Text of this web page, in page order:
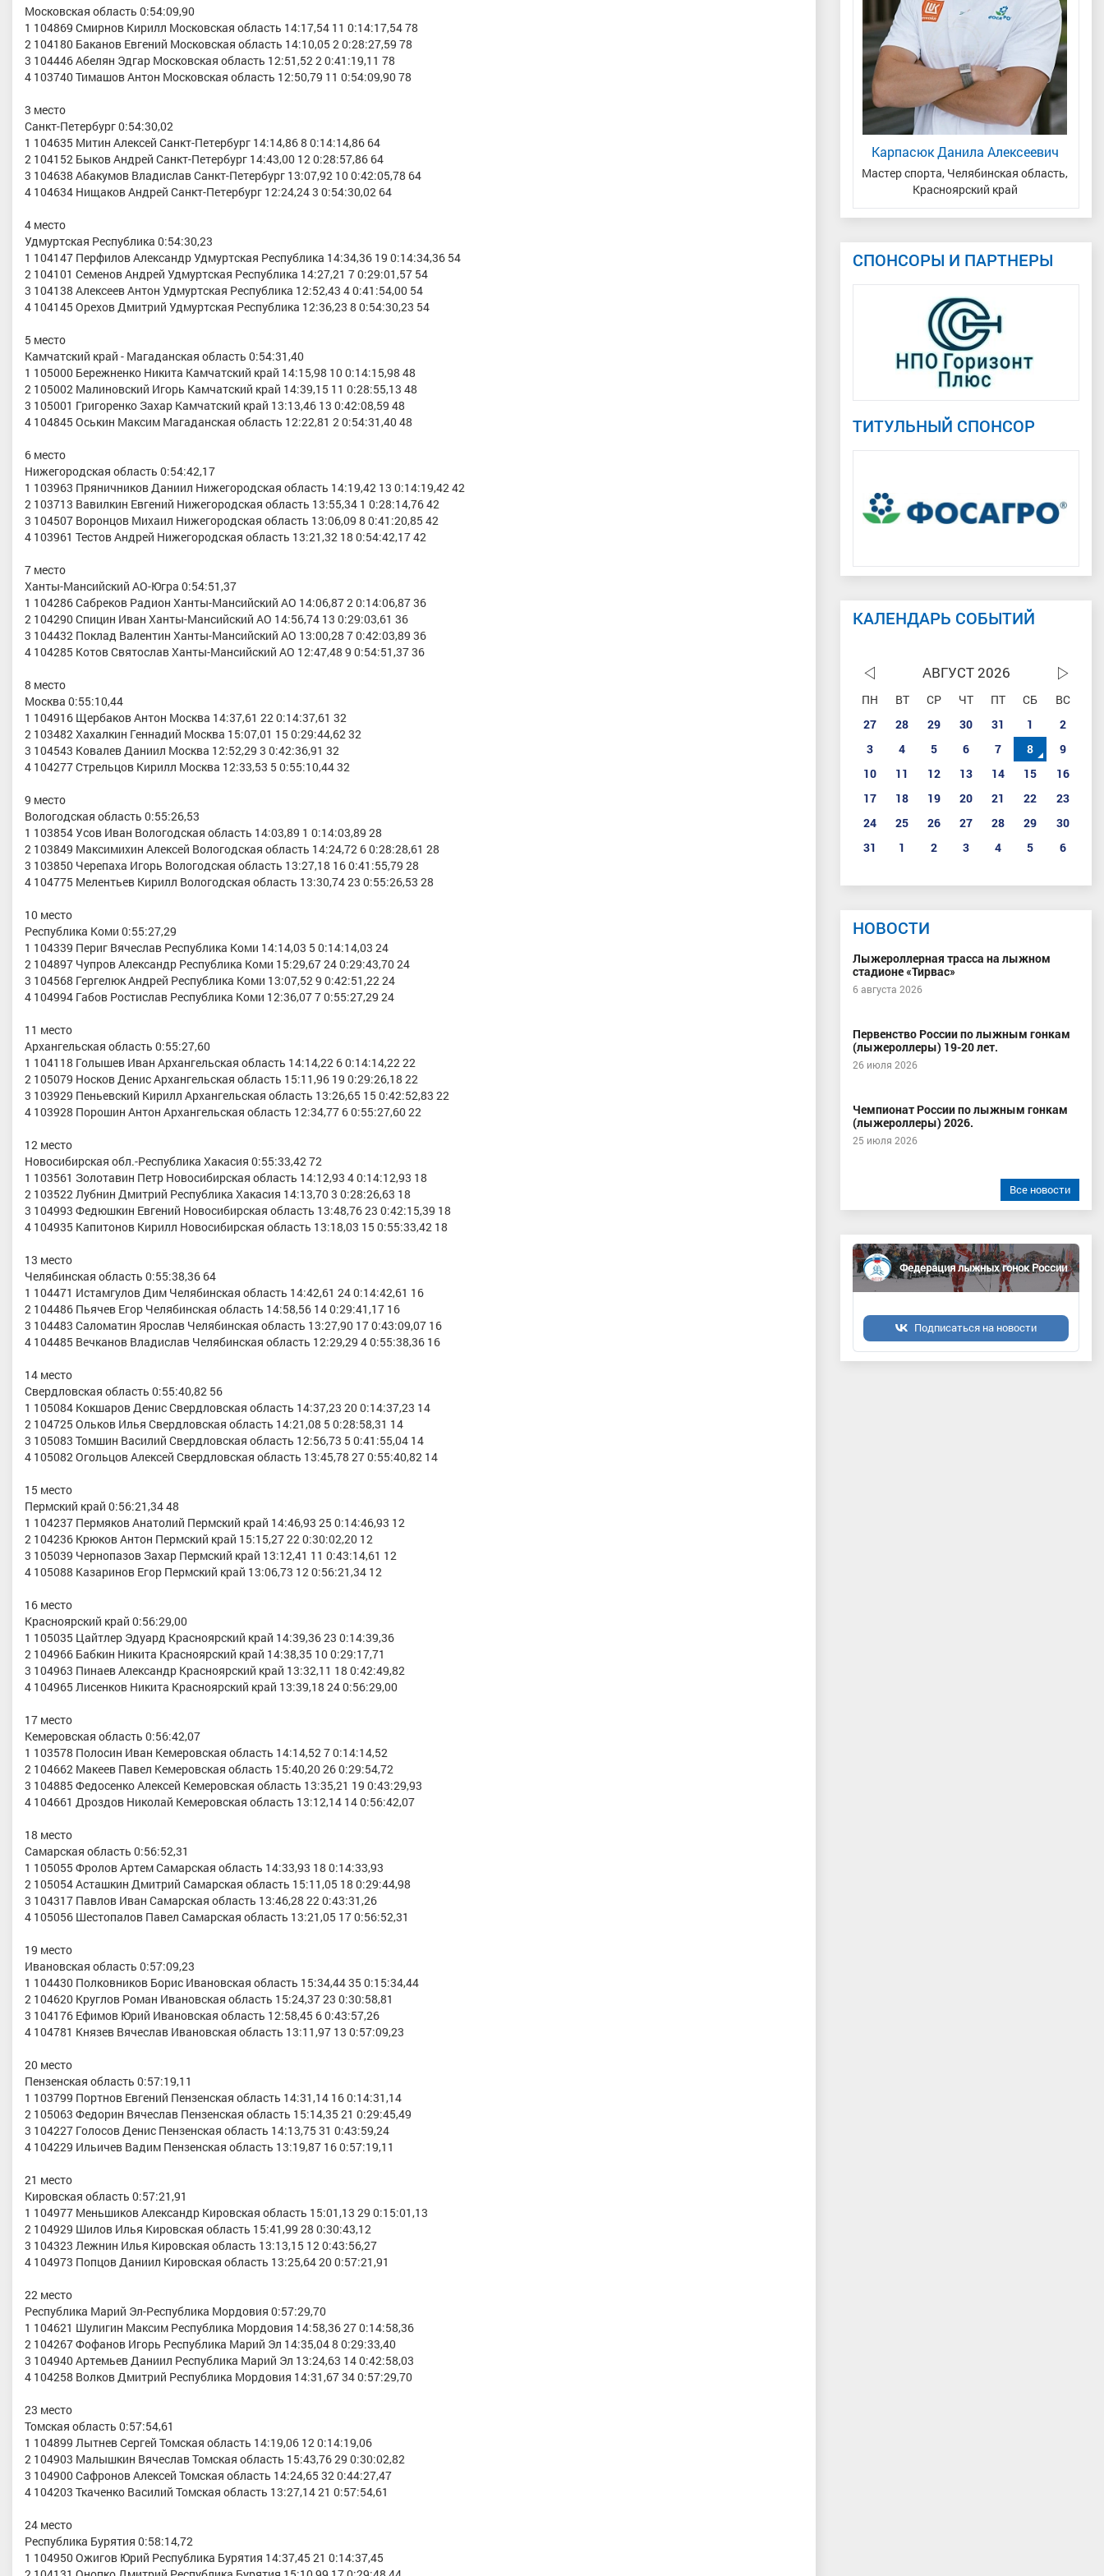
Московская область 0:54:09,90
1 104869 Смирнов Кирилл Московская область 14:17,54 11 0:14:17,54 78
2 104180 Баканов Евгений Московская область 14:10,05 2 0:28:27,59 78
3 104446 Абелян Эдгар Московская область 12:51,52 2 0:41:19,11 78
4 103740 Тимашов Антон Московская область 12:50,79 11 0:54:09,90 78
3 место
Санкт-Петербург 0:54:30,02
1 104635 Митин Алексей Санкт-Петербург 14:14,86 8 0:14:14,86 64
2 104152 Быков Андрей Санкт-Петербург 14:43,00 12 0:28:57,86 64
3 104638 Абакумов Владислав Санкт-Петербург 13:07,92 10 0:42:05,78 64
4 104634 Нищаков Андрей Санкт-Петербург 12:24,24 3 0:54:30,02 64
4 место
Удмуртская Республика 0:54:30,23
1 104147 Перфилов Александр Удмуртская Республика 14:34,36 19 0:14:34,36 54
2 104101 Семенов Андрей Удмуртская Республика 14:27,21 7 0:29:01,57 54
3 104138 Алексеев Антон Удмуртская Республика 12:52,43 4 0:41:54,00 54
4 104145 Орехов Дмитрий Удмуртская Республика 12:36,23 8 0:54:30,23 54
5 место
Камчатский край - Магаданская область 0:54:31,40
1 105000 Бережненко Никита Камчатский край 14:15,98 10 0:14:15,98 48
2 105002 Малиновский Игорь Камчатский край 14:39,15 11 0:28:55,13 48
3 105001 Григоренко Захар Камчатский край 13:13,46 13 0:42:08,59 48
4 104845 Оськин Максим Магаданская область 12:22,81 2 0:54:31,40 48
6 место
Нижегородская область 0:54:42,17
1 103963 Пряничников Даниил Нижегородская область 14:19,42 13 0:14:19,42 42
2 103713 Вавилкин Евгений Нижегородская область 13:55,34 1 0:28:14,76 42
3 104507 Воронцов Михаил Нижегородская область 13:06,09 8 0:41:20,85 42
4 103961 Тестов Андрей Нижегородская область 13:21,32 18 0:54:42,17 42
7 место
Ханты-Мансийский АО-Югра 0:54:51,37
1 104286 Сабреков Радион Ханты-Мансийский АО 14:06,87 2 0:14:06,87 36
2 104290 Спицин Иван Ханты-Мансийский АО 14:56,74 13 0:29:03,61 36
3 104432 Поклад Валентин Ханты-Мансийский АО 13:00,28 7 0:42:03,89 36
4 104285 Котов Святослав Ханты-Мансийский АО 12:47,48 9 0:54:51,37 36
8 место
Москва 0:55:10,44
1 104916 Щербаков Антон Москва 14:37,61 22 0:14:37,61 32
2 103482 Хахалкин Геннадий Москва 15:07,01 15 0:29:44,62 32
3 104543 Ковалев Даниил Москва 12:52,29 3 0:42:36,91 32
4 104277 Стрельцов Кирилл Москва 12:33,53 5 0:55:10,44 32
9 место
Вологодская область 0:55:26,53
1 103854 Усов Иван Вологодская область 14:03,89 1 0:14:03,89 28
2 103849 Максимихин Алексей Вологодская область 14:24,72 6 0:28:28,61 28
3 103850 Черепаха Игорь Вологодская область 13:27,18 16 0:41:55,79 28
4 104775 Мелентьев Кирилл Вологодская область 13:30,74 23 0:55:26,53 28
10 место
Республика Коми 0:55:27,29
1 104339 Периг Вячеслав Республика Коми 14:14,03 5 0:14:14,03 24
2 104897 Чупров Александр Республика Коми 15:29,67 24 0:29:43,70 24
3 104568 Гергелюк Андрей Республика Коми 13:07,52 9 0:42:51,22 24
4 104994 Габов Ростислав Республика Коми 12:36,07 7 0:55:27,29 24
11 место
Архангельская область 0:55:27,60
1 104118 Голышев Иван Архангельская область 14:14,22 6 0:14:14,22 22
2 105079 Носков Денис Архангельская область 15:11,96 19 0:29:26,18 22
3 103929 Пеньевский Кирилл Архангельская область 13:26,65 15 0:42:52,83 22
4 103928 Порошин Антон Архангельская область 12:34,77 6 0:55:27,60 22
12 место
Новосибирская обл.-Республика Хакасия 0:55:33,42 72
1 103561 Золотавин Петр Новосибирская область 14:12,93 4 0:14:12,93 18
2 103522 Лубнин Дмитрий Республика Хакасия 14:13,70 3 0:28:26,63 18
3 104993 Федюшкин Евгений Новосибирская область 13:48,76 23 0:42:15,39 18
4 104935 Капитонов Кирилл Новосибирская область 13:18,03 15 0:55:33,42 18
13 место
Челябинская область 0:55:38,36 64
1 104471 Истамгулов Дим Челябинская область 14:42,61 24 0:14:42,61 16
2 104486 Пьячев Егор Челябинская область 14:58,56 14 0:29:41,17 16
3 104483 Саломатин Ярослав Челябинская область 13:27,90 17 0:43:09,07 16
4 104485 Вечканов Владислав Челябинская область 12:29,29 4 0:55:38,36 16
14 место
Свердловская область 0:55:40,82 56
1 105084 Кокшаров Денис Свердловская область 14:37,23 20 0:14:37,23 14
2 104725 Ольков Илья Свердловская область 14:21,08 5 0:28:58,31 14
3 105083 Томшин Василий Свердловская область 12:56,73 5 0:41:55,04 14
4 105082 Огольцов Алексей Свердловская область 13:45,78 27 0:55:40,82 14
15 место
Пермский край 0:56:21,34 48
1 104237 Пермяков Анатолий Пермский край 14:46,93 25 0:14:46,93 12
2 104236 Крюков Антон Пермский край 15:15,27 22 0:30:02,20 12
3 105039 Чернопазов Захар Пермский край 13:12,41 11 0:43:14,61 12
4 105088 Казаринов Егор Пермский край 13:06,73 12 0:56:21,34 12
16 место
Красноярский край 0:56:29,00
1 105035 Цайтлер Эдуард Красноярский край 14:39,36 23 0:14:39,36
2 104966 Бабкин Никита Красноярский край 14:38,35 10 0:29:17,71
3 104963 Пинаев Александр Красноярский край 13:32,11 18 0:42:49,82
4 104965 Лисенков Никита Красноярский край 13:39,18 24 0:56:29,00
17 место
Кемеровская область 0:56:42,07
1 103578 Полосин Иван Кемеровская область 14:14,52 7 0:14:14,52
2 104662 Макеев Павел Кемеровская область 15:40,20 26 0:29:54,72
3 104885 Федосенко Алексей Кемеровская область 13:35,21 19 0:43:29,93
4 104661 Дроздов Николай Кемеровская область 13:12,14 14 0:56:42,07
18 место
Самарская область 0:56:52,31
1 105055 Фролов Артем Самарская область 14:33,93 18 0:14:33,93
2 105054 Асташкин Дмитрий Самарская область 15:11,05 18 0:29:44,98
3 104317 Павлов Иван Самарская область 13:46,28 22 0:43:31,26
4 105056 Шестопалов Павел Самарская область 13:21,05 17 0:56:52,31
19 место
Ивановская область 0:57:09,23
1 104430 Полковников Борис Ивановская область 15:34,44 35 0:15:34,44
2 104620 Круглов Роман Ивановская область 15:24,37 23 0:30:58,81
3 104176 Ефимов Юрий Ивановская область 12:58,45 6 0:43:57,26
4 104781 Князев Вячеслав Ивановская область 13:11,97 13 0:57:09,23
20 место
Пензенская область 0:57:19,11
1 103799 Портнов Евгений Пензенская область 14:31,14 16 0:14:31,14
2 105063 Федорин Вячеслав Пензенская область 15:14,35 21 0:29:45,49
3 104227 Голосов Денис Пензенская область 14:13,75 31 0:43:59,24
4 104229 Ильичев Вадим Пензенская область 13:19,87 16 0:57:19,11
21 место
Кировская область 0:57:21,91
1 104977 Меньшиков Александр Кировская область 15:01,13 29 0:15:01,13
2 104929 Шилов Илья Кировская область 15:41,99 28 0:30:43,12
3 104323 Лежнин Илья Кировская область 13:13,15 12 0:43:56,27
4 104973 Попцов Даниил Кировская область 13:25,64 20 0:57:21,91
22 место
Республика Марий Эл-Республика Мордовия 0:57:29,70
1 104621 Шулигин Максим Республика Мордовия 14:58,36 27 0:14:58,36
2 104267 Фофанов Игорь Республика Марий Эл 14:35,04 8 0:29:33,40
3 104940 Артемьев Даниил Республика Марий Эл 13:24,63 14 0:42:58,03
4 104258 Волков Дмитрий Республика Мордовия 14:31,67 34 0:57:29,70
23 место
Томская область 0:57:54,61
1 104899 Лытнев Сергей Томская область 14:19,06 12 0:14:19,06
2 104903 Малышкин Вячеслав Томская область 15:43,76 29 0:30:02,82
3 104900 Сафронов Алексей Томская область 14:24,65 32 0:44:27,47
4 104203 Ткаченко Василий Томская область 13:27,14 21 0:57:54,61
24 место
Республика Бурятия 0:58:14,72
1 104950 Ожигов Юрий Республика Бурятия 14:37,45 21 0:14:37,45
Андрей Владимирович
область
Ившин Александр Николаевич
МС, Приволжский, Удмуртская
Республика с. Якшур-Бодья
Карпасюк Данила Алексеевич
Мастер спорта, Челябинская область,
Красноярский край
СПОНСОРЫ И ПАРТНЕРЫ
ТИТУЛЬНЫЙ СПОНСОР
КАЛЕНДАРЬ СОБЫТИЙ
АВГУСТ 2026
ПН ВТ СР ЧТ ПТ СБ
ВС
27
28 29 30 31 1
2
3
4 5 6 7 8
9
10
11 12 13 14 15
16
17
18 19 20 21 22
23
24
25 26 27 28 29
30
31
1 2 3 4 5 6
НОВОСТИ
Лыжероллерная трасса на лыжном
стадионе «Тирвас»
6 августа 2026
Первенство России по лыжным гонкам
(лыжероллеры) 19-20 лет.
26 июля 2026
Чемпионат России по лыжным гонкам
(лыжероллеры) 2026.
25 июля 2026
Все новости
Федерация лыжных гонок России
Подписаться на новости